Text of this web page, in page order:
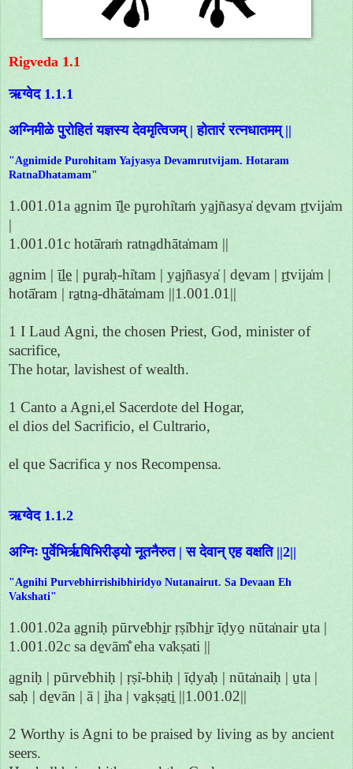
Rigveda 1.1
ऋग्वेद 1.1.1
अग्निमीळे पुरोहितं यज्ञस्य देवमृत्विजम् | होतारं रत्नधातमम् ||
"Agnimide Purohitam Yajyasya Devamrutvijam. Hotaram
RatnaDhatamam"
1.001.01a a̱gnim ī̍ḻe pu̱rohi̍taṁ ya̱jñasya̍ de̱vam ṛ̱tvija̍m
|
1.001.01c hotā̍raṁ ratna̱dhāta̍mam ||
a̱gnim | ī̱ḻe̱ | pu̱raḥ-hi̍tam | ya̱jñasya̍ | de̱vam | ṛ̱tvija̍m |
hotā̍ram | ra̱tna̱-dhāta̍mam ||1.001.01||
1 I Laud Agni, the chosen Priest, God, minister of
sacrifice,
The hotar, lavishest of wealth.
1 Canto a Agni,el Sacerdote del Hogar,
el dios del Sacrificio, el Cultrario,
el que Sacrifica y nos Recompensa.
ऋग्वेद 1.1.2
अग्निः पुर्वेभिर्ऋषिभिरीड्यो नूतनैरुत | स देवान् एह वक्षति ||2||
"Agnihi Purvebhirrishibhiridyo Nutanairut. Sa Devaan Eh
Vakshati"
1.001.02a a̱gniḥ pūrve̍bhi̱r ṛṣi̍bhi̱r īḍyo̱ nūta̍nair u̱ta |
1.001.02c sa de̱vām̐ eha va̍kṣati ||
a̱gniḥ | pūrve̍bhiḥ | ṛṣi̍-bhiḥ | īḍya̍ḥ | nūta̍naiḥ | u̱ta |
saḥ | de̱vān | ā | i̱ha | va̱kṣa̱ti̱ ||1.001.02||
2 Worthy is Agni to be praised by living as by ancient
seers.